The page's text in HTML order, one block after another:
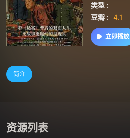
类型 :
豆瓣 :
4.1
立即播放
简介
资源列表